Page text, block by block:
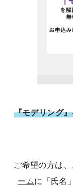
『モデリング
ご希望の方は
ームに「氏名